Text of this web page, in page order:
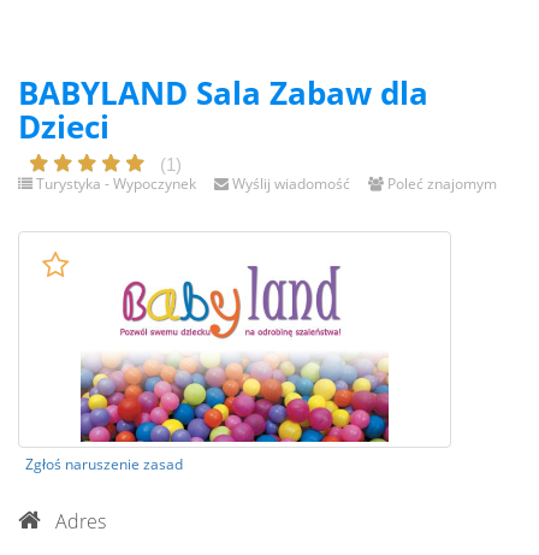
BABYLAND Sala Zabaw dla
Dzieci
(1)
Turystyka - Wypoczynek
Wyślij wiadomość Poleć znajomym
Zgłoś naruszenie zasad
Adres